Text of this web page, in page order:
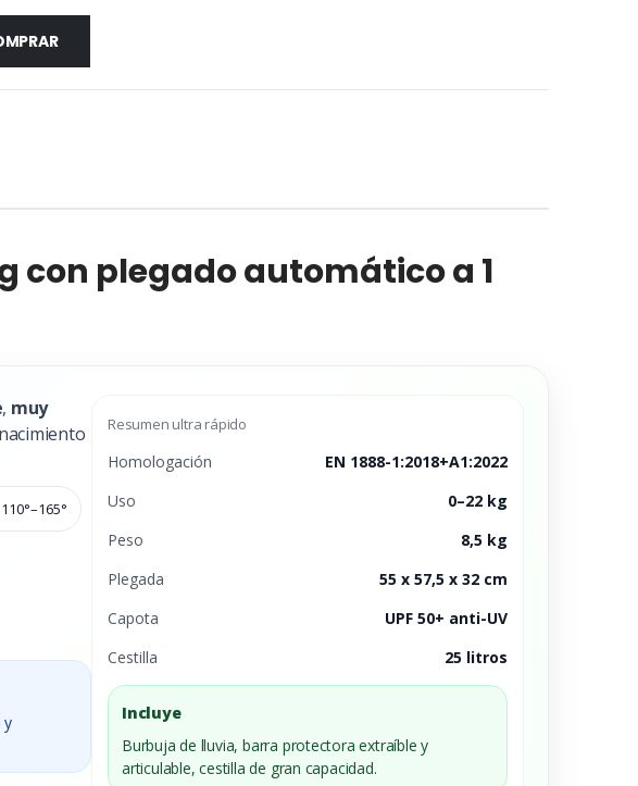
con plegado automático a 1
, muy
y
Resumen ultra rápido
Homologación
EN 1888-1:2018+A1:2022
Uso
0–22 kg
Peso
8,5 kg
Plegada
55 x 57,5 x 32 cm
Capota
UPF 50+ anti-UV
Cestilla
25 litros
Incluye
Burbuja de lluvia, barra protectora extraíble y
articulable, cestilla de gran capacidad.